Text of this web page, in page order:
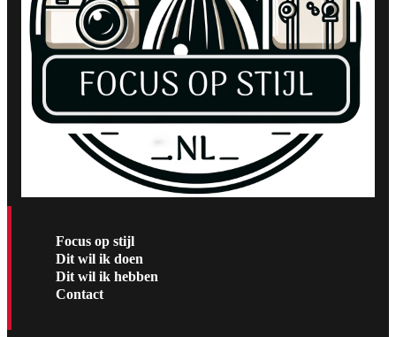
Focus op stijl
Dit wil ik doen
Dit wil ik hebben
Contact